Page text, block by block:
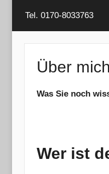
Tel. 0170-8033763
Über
Was Sie noch
Wer ist